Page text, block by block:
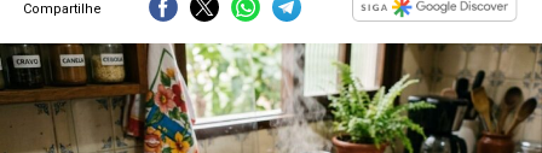
Compartilhe